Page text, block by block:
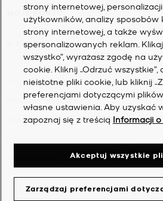
MOJE KONTO
O FIRMIE
2026Michael Kors
Polityka prywatności
Regulamin
Oświadczenie o dostępności
strony internetowej,
użytkowników, analizy sposobów
strony internetowej, a także
spersonalizowanych reklam.
wszystko”, wyrażasz zgodę na
cookie. Kliknij „Odrzuć
nieistotne pliki cookie, lub kliknij
preferencjami dotyczącymi
własne ustawienia. Aby uzyskać
zapoznaj się z treścią Informacji
Zarządzaj preferencjami
Akceptuj wszystkie